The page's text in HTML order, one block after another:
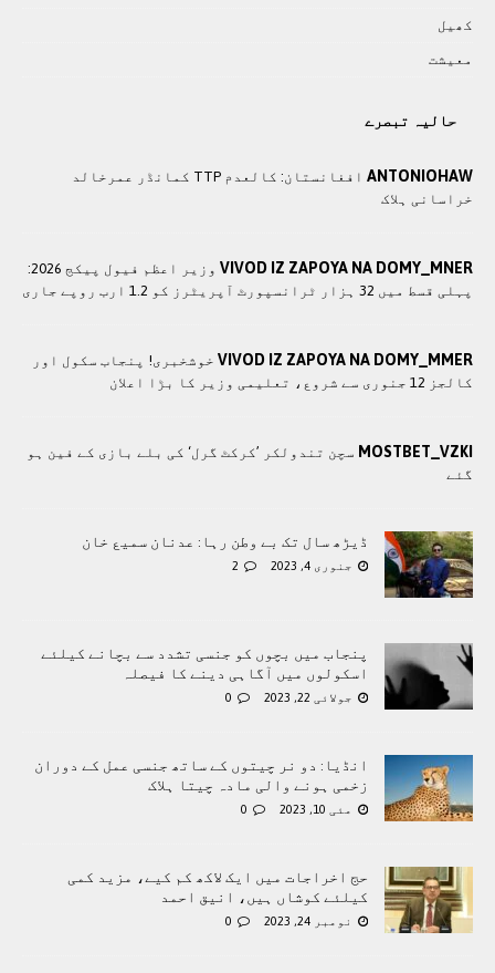
کھيل
معيشت
حالیہ تبصرے
ANTONIOHAW
افغانستان: کالعدم TTP کمانڈر عمرخالد
خراسانی ہلاک
VIVOD IZ ZAPOYA NA DOMY_MNER
وزير اعظم فیول پیکج 2026:
پہلی قسط میں 32 ہزار ٹرانسپورٹ آپریٹرز کو 1.2 ارب روپے جاری
VIVOD IZ ZAPOYA NA DOMY_MMER خوشخبری! پنجاب سکول اور
کالجز 12 جنوری سے شروع، تعلیمی وزیر کا بڑا اعلان
MOSTBET_VZKI سچن تندولکر ’کرکٹ گرل‘ کی بلے بازی کے فین ہو
گئے
ڈیڑھ سال تک بے وطن رہا: عدنان سمیع خان
جنوری 4, 2023 2
پنجاب میں بچوں کو جنسی تشدد سے بچانے کیلئے
اسکولوں میں آگاہی دینے کا فیصلہ
جولائی 22, 2023 0
انڈیا: دو نر چیتوں کے ساتھ جنسی عمل کے دوران
زخمی ہونے والی مادہ چیتا ہلاک
مئی 10, 2023 0
حج اخراجات میں ایک لاکھ کم کیے، مزید کمی
کیلئے کوشاں ہیں، انیق احمد
نومبر 24, 2023 0